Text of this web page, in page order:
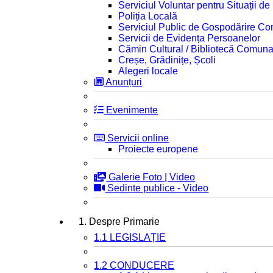
Serviciul Voluntar pentru Situații de
Poliția Locală
Serviciul Public de Gospodărire
Servicii de Evidența Persoanelor
Cămin Cultural / Bibliotecă
Creșe, Grădinițe, Școli
Alegeri locale
Anunțuri
Evenimente
Servicii online
Proiecte europene
Galerie Foto | Video
Sedinte publice - Video
1. Despre Primarie
1.1 LEGISLAȚIE
1.2 CONDUCERE